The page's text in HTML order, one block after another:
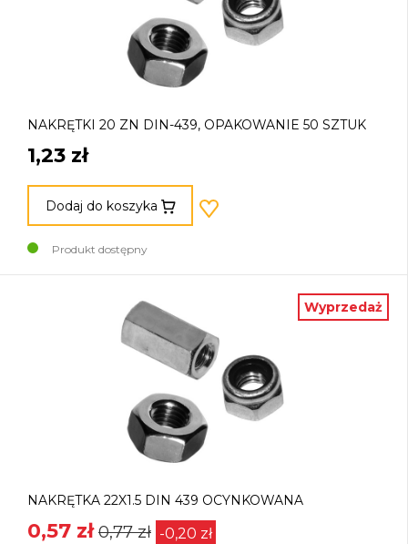
NAKRĘTKI 20 ZN DIN-439, OPAKOWANIE 50 SZTUK
1,23 zł
Dodaj do koszyka
Produkt dostępny
Wyprzedaż
NAKRĘTKA 22X1.5 DIN 439 OCYNKOWANA
0,57 zł 0,77 zł -0,20 zł